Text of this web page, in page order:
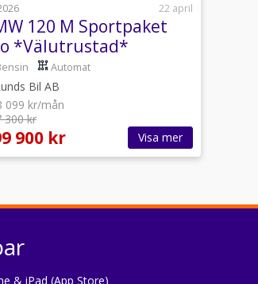
22 april
120 M Sportpaket
*Välutrustad*
Automat
Bil AB
099 kr/mån
300 kr
900 kr Visa mer
& iPad (App Store)